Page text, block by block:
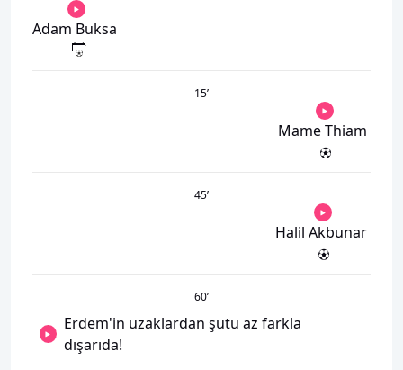
Adam Buksa
15’
Mame Thiam
45’
Halil Akbunar
60’
Erdem'in uzaklardan şutu az farkla
dışarıda!